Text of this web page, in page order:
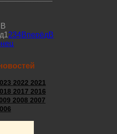
В
1234ВперёдВ
2022 2021
2017 2016
20082007